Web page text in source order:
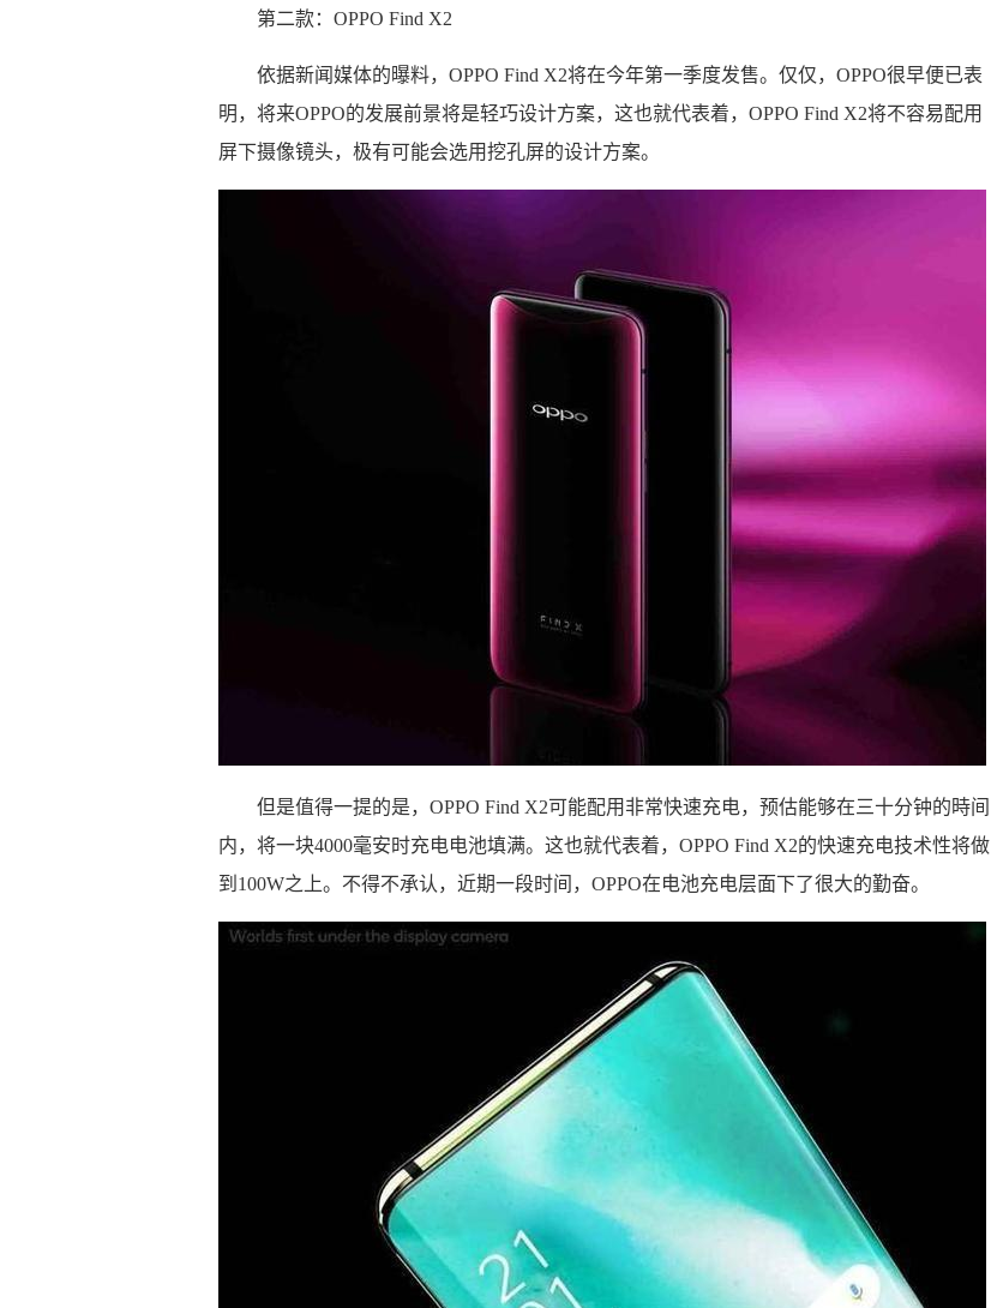
第二款：OPPO Find X2
依据新闻媒体的曝料，OPPO Find X2将在今年第一季度发售。仅仅，OPPO很早便已表
明，将来OPPO的发展前景将是轻巧设计方案，这也就代表着，OPPO Find X2将不容易配用
屏下摄像镜头，极有可能会选用挖孔屏的设计方案。
但是值得一提的是，OPPO Find X2可能配用非常快速充电，预估能够在三十分钟的時间
内，将一块4000毫安时充电电池填满。这也就代表着，OPPO Find X2的快速充电技术性将做
到100W之上。不得不承认，近期一段时间，OPPO在电池充电层面下了很大的勤奋。